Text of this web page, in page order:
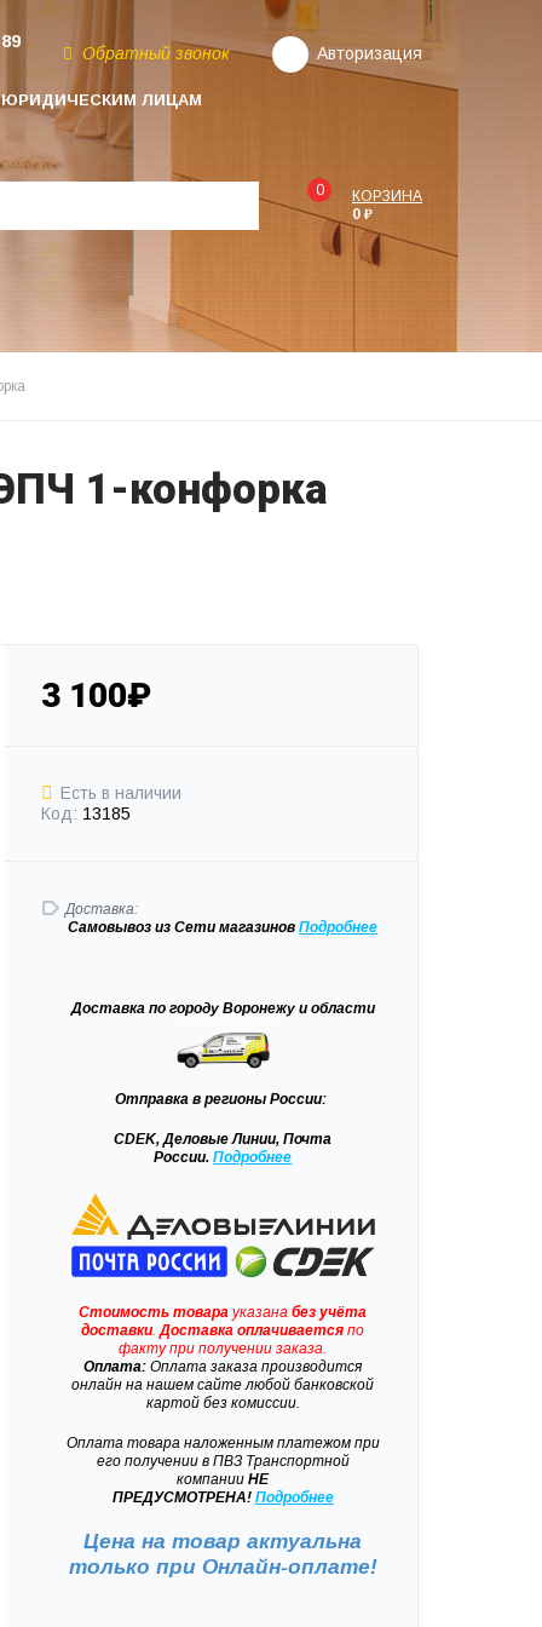
ЮРИДИЧЕСКИМ ЛИЦАМ
Обратный звонок Авторизация
0
КОРЗИНА
0 ₽
1-конфорка
3 100₽
Есть в наличии
Код: 13185
Доставка:
Самовывозиз Сети магазиновПодробнее
Доставкапо городу Воронежу и области
Отправка в регионы России:
CDEK, Деловые Линии, Почта
России.Подробнее
Стоимость товара указанабез учёта
доставки .Доставка оплачивается по
факту при получении заказа.
Оплата: Оплата заказа производится
онлайн на нашем сайте любой банковской
картой без комиссии.
Оплата товара наложенным платежом при
его получении в ПВЗ Транспортной
компании НЕ
ПРЕДУСМОТРЕНА! Подробнее
Цена на товар актуальна
только при Онлайн-оплате!